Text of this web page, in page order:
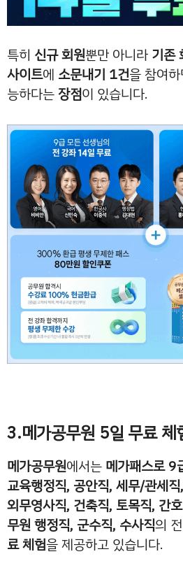
특히 신규 회원뿐만 아니라 기존
사이트에 소문내기 1건을 참여
능하다는장점이 있습니다.
3.메가공무원 5일 무료 체
메가공무원에서는 메가패스로 9
교육행정직, 공안직, 세무/관세
외무영사직, 건축직, 토목직, 간
무원 행정직, 군수직, 수사직의
료 체험을 제공하고 있습니다.